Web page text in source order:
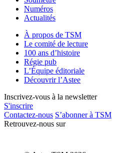
Numéros
Actualités
À propos de TSM
Le comité de lecture
100 ans d’histoire
Régie pub
L’Équipe éditoriale
Découvrir l’Astee
Inscrivez-vous à la newsletter
S'inscrire
Contactez-nous S’abonner à TSM
Retrouvez-nous sur